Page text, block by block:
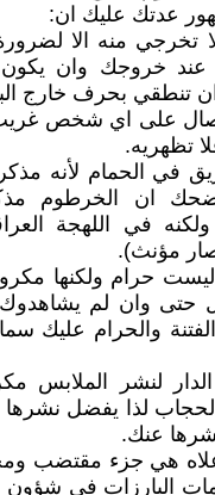
عدتك عليك ان:
ولا تخرجي منه الا
عند خروجك وان
تنطقي بحرف خارج
على اي شخص
تظهريه.
في الحمام لأنه
ان الخرطوم
ولكنه في اللهجة
مؤنث).
ليست حرام ولكنها
حتى وان لم يشاهدوك
والحرام عليك
لنشر الملابس
لذا يفضل نشرها
عنك.
هي جزء مقتضب
البارزات في